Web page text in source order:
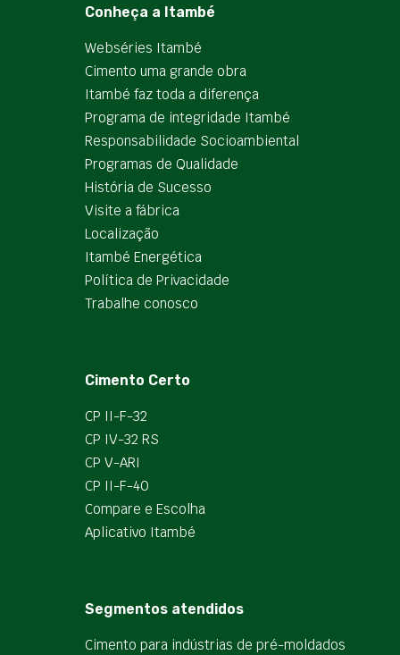
Conheça a Itambé
Webséries Itambé
Cimento uma grande obra
Itambé faz toda a diferença
Programa de integridade Itambé
Responsabilidade Socioambiental
Programas de Qualidade
História de Sucesso
Visite a fábrica
Localização
Itambé Energética
Política de Privacidade
Trabalhe conosco
Cimento Certo
CP II-F-32
CP IV-32 RS
CP V-ARI
CP II-F-40
Compare e Escolha
Aplicativo Itambé
Segmentos atendidos
Cimento para indústrias de pré-moldados